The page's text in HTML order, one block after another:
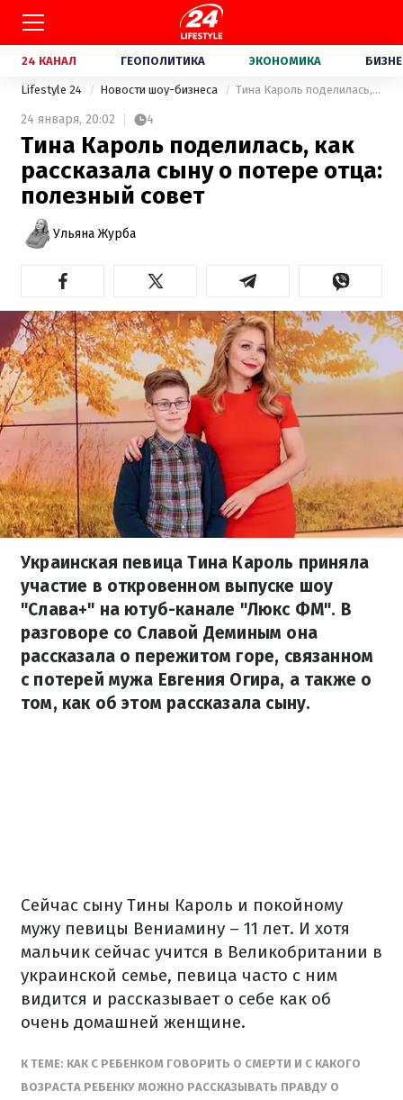
24 КАНАЛ ГЕОПОЛИТИКА ЭКОНОМИКА
Lifestyle 24 Новости шоу-бизнеса Тина Кароль поделилась, как рассказала сыну о потере отца: полезный совет
24 января, 20:02 4
Тина Кароль поделилась, как
рассказала сыну о потере отца:
полезный совет
Ульяна Журба
Украинская певица Тина Кароль приняла
участие в откровенном выпуске шоу
"Слава+" на ютуб-канале "Люкс ФМ". В
разговоре со Славой Деминым она
рассказала о пережитом горе, связанном
с потерей мужа Евгения Огира, а также о
том, как об этом рассказала сыну.
Сейчас сыну Тины Кароль и покойному
мужу певицы Вениамину – 11 лет. И хотя
мальчик сейчас учится в Великобритании в
украинской семье, певица часто с ним
видится и рассказывает о себе как об
очень домашней женщине.
К ТЕМЕ: КАК С РЕБЕНКОМ ГОВОРИТЬ О СМЕРТИ И С КАКОГО
ВОЗРАСТА РЕБЕНКУ МОЖНО РАССКАЗЫВАТЬ ПРАВДУ О